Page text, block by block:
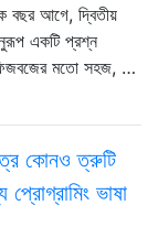
বছর আগে, দ্বিতীয়
একটি প্রশ্ন
মতো সহজ, …
কোনও ত্রুটি
ভাষা